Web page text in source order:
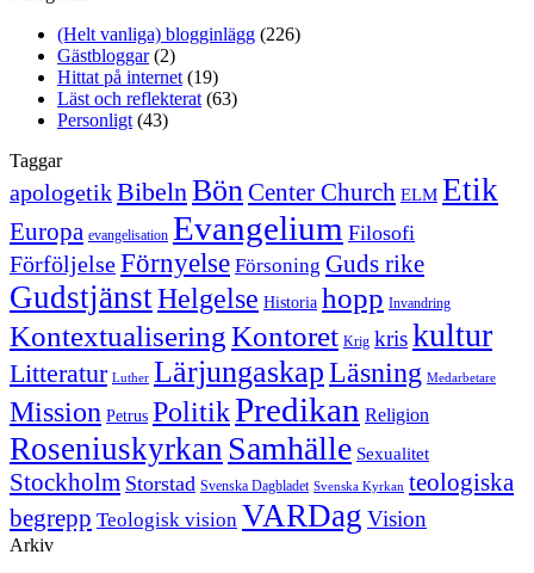
(Helt vanliga) blogginlägg (226)
Gästbloggar(2)
Hittat på internet (19)
Läst och reflekterat (63)
Personligt (43)
Taggar
apologetikBibeln BönCenter Church ELM Etik
Europa evangelisation Evangelium Filosofi
FörföljelseFörnyelse Försoning Guds rike
GudstjänstHelgelse Historia hopp Invandring
KontextualiseringKontoret Krig kriskultur
Litteratur Luther LärjungaskapLäsning Medarbetare
Mission Petrus PolitikPredikan Religion
Roseniuskyrkan Samhälle Sexualitet
Stockholm Storstad Svenska Dagbladet Svenska Kyrkan teologiska
begrepp Teologisk vision VARDag Vision
Arkiv